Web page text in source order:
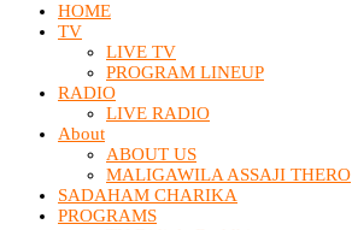
HOME
TV
LIVE TV
PROGRAM LINEUP
RADIO
LIVE RADIO
About
ABOUT US
MALIGAWILA ASSAJI THERO
SADAHAM CHARIKA
PROGRAMS